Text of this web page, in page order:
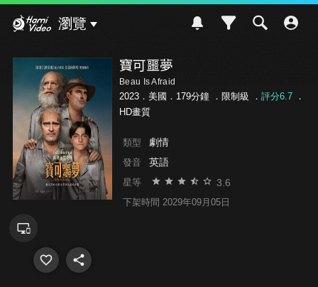
瀏覽
寶可噩夢
Beau Is Afraid
2023．美國．179分鐘 ． 限制級 ． 評分6.7．
HD畫質
類型 劇情
發音 英語
星等 3.6
下架時間 2029年09月05日